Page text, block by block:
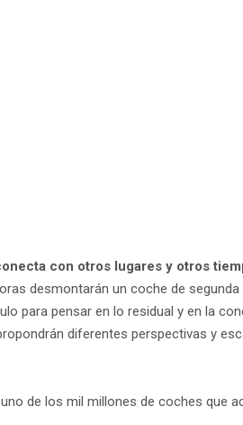
con otros lugares y otros
desmontarán un coche de
para pensar en lo residual y en la
diferentes perspectivas y
de los mil millones de coches que